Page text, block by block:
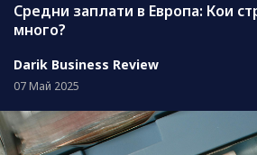
Средни заплати в Европа: Кои
много?
Darik Business Review
07 Май 2025